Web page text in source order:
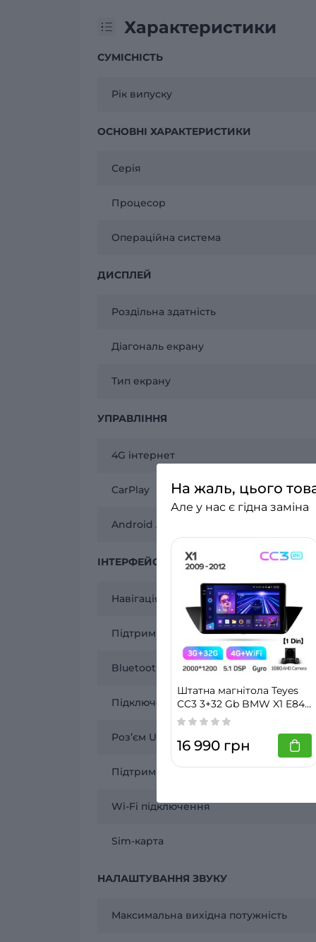
Характеристики
СУМІСНІСТЬ
Рік випуску
ОСНОВНІ ХАРАКТЕРИСТИКИ
Серія
Процесор
Операційна система
ДИСПЛЕЙ
Роздільна здатність
Діагональ екрану
Тип екрану
УПРАВЛІННЯ
4G інтернет
CarPlay
Android Auto
ІНТЕРФЕЙСИ
Навігація
Підтримка камер AHD
Bluetooth підключення
Підключення камери заднього виду
Розʼєм USB
Підтримка кнопок керування на кермі
Wi-Fi підключення
Sim-карта
НАЛАШТУВАННЯ ЗВУКУ
Максимальна вихідна потужність
На жаль, цього
Але у нас є гідна заміна
Штатна магнітола Teyes
CC3 3+32 Gb BMW X1 E84
2009 - 2012 10" 2k
16 990 грн